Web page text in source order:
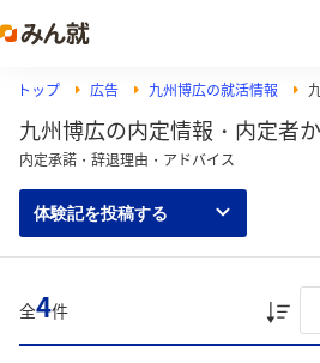
トップ 広告 九州博広の就活情報
九州博広の内定情報・内定者
内定承諾・辞退理由・アドバイス
体験記を投稿する
全4件